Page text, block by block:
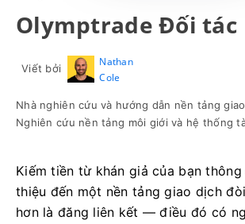
Olymptrade Đối tác
Viết bởi
Nathan
Cole
Nhà nghiên cứu và hướng dẫn nền tảng
Nghiên cứu nền tảng môi giới và hệ thống
Kiếm tiền từ khán giả của bạn
thiệu đến một nền tảng giao dịch
hơn là đăng liên kết — điều đó có